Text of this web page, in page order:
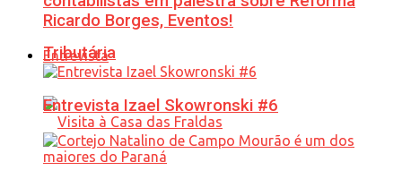
Tributária
Ricardo Borges, Eventos!
Entrevista
Entrevista Izael Skowronski #6